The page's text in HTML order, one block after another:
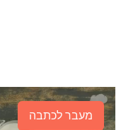
מעבר לכתבה